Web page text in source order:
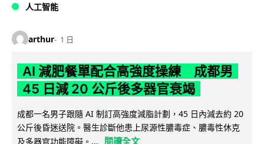
人工智能
arthur 1 日
AI 減肥餐單配合高強度操練 成都男
45 日減 20 公斤後多器官衰竭
成都一名男子跟隨 AI 制訂高強度減脂計劃，45 日內減去約 20
公斤後昏迷送院。醫生診斷他患上尿源性膿毒症、膿毒性休克
及多器官功能障礙。...
閱讀全文